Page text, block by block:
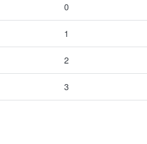
0
1
2
3